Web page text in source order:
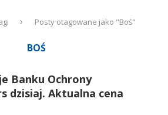
Posty otagowane jako "Boś"
BOŚ
Banku Ochrony
dzisiaj. Aktualna cena